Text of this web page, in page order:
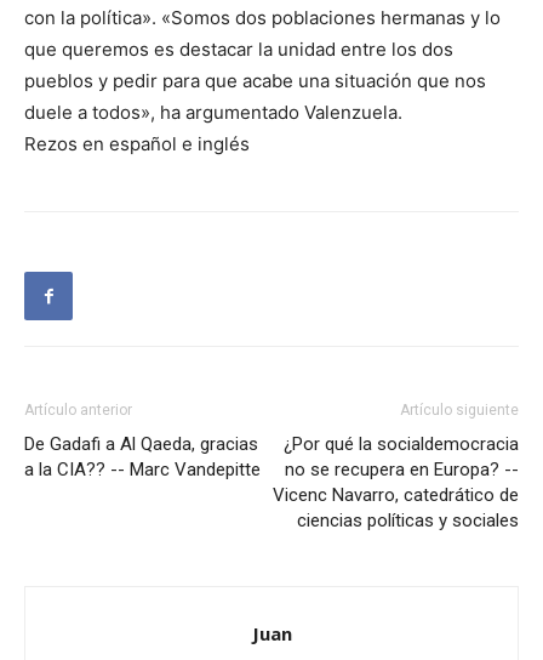
con la política». «Somos dos poblaciones hermanas y lo
que queremos es destacar la unidad entre los dos
pueblos y pedir para que acabe una situación que nos
duele a todos», ha argumentado Valenzuela.
Rezos en español e inglés
Artículo anterior
De Gadafi a Al Qaeda, gracias
a la CIA?? -- Marc Vandepitte
Artículo siguiente
¿Por qué la socialdemocracia
no se recupera en Europa? --
Vicenc Navarro, catedrático de
ciencias políticas y sociales
Juan